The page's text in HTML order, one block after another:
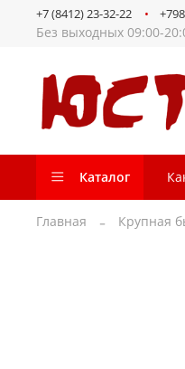
Без выходных 09:00-
+7 (8412) 23-32-22
Каталог
Главная Крупная